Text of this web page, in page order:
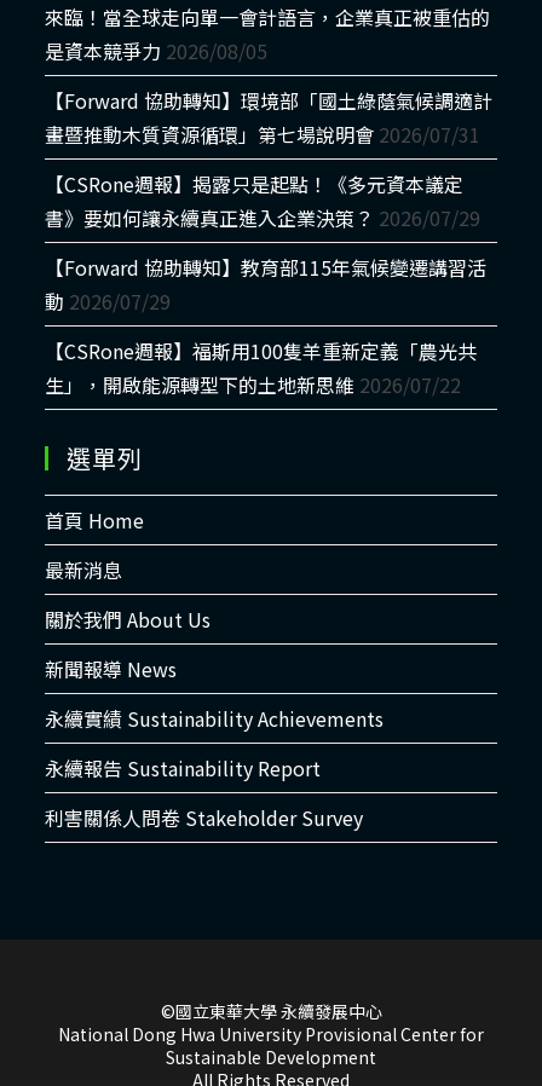
來臨！當全球走向單一會計語言，企業真正被重估的
是資本競爭力 2026/08/05
【Forward 協助轉知】環境部「國土綠蔭氣候調適計
畫暨推動木質資源循環」第七場說明會 2026/07/31
【CSRone週報】揭露只是起點！《多元資本議定
書》要如何讓永續真正進入企業決策？ 2026/07/29
【Forward 協助轉知】教育部115年氣候變遷講習活
動 2026/07/29
【CSRone週報】福斯用100隻羊重新定義「農光共
生」，開啟能源轉型下的土地新思維 2026/07/22
選單列
首頁 Home
最新消息
關於我們 About Us
新聞報導 News
永續實績 Sustainability Achievements
永續報告 Sustainability Report
利害關係人問卷 Stakeholder Survey
©國立東華大學 永續發展中心
National Dong Hwa University Provisional Center for
Sustainable Development
All Rights Reserved